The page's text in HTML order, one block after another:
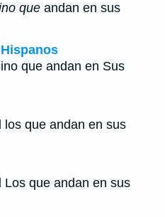
que andan en sus
que andan en Sus
los que andan en sus
Los que andan en sus